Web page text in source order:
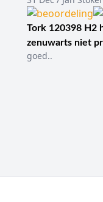
Tork 120398 H2
zenuwarts niet
goed..